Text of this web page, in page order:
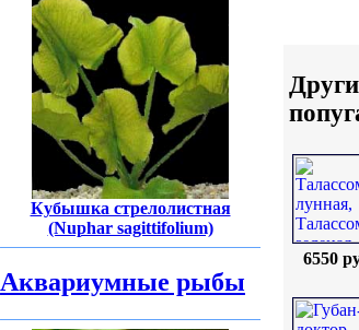
Кубышка стрелолистная
(Nuphar sagittifolium)
Аквариумные рыбы
6550